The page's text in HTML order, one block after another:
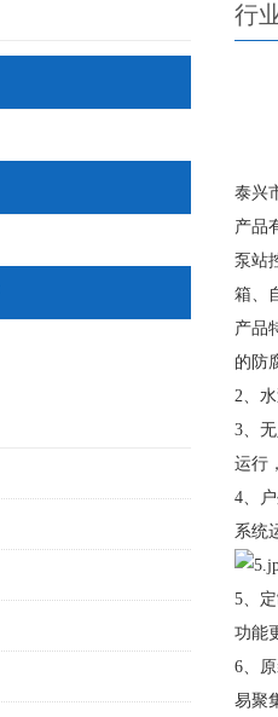
行
泰兴
产品
泵站
箱、
产品
的防
2、
3、
运行
4、
系统
5、
功能
6、
易聚